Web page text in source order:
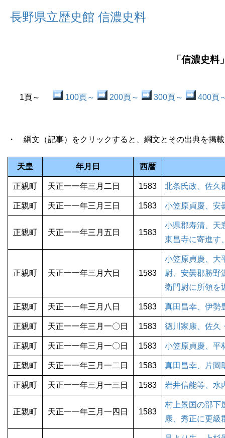
長野県立歴史館 信濃史料
「信濃史
1頁～ 100頁～ 200頁～ 300頁～ 400頁
・ 綱文（記事）をクリックすると、綱文とその出典を掲
天皇 年月日 西暦
正親町 天正一一年三月二日 1583 北条氏政、佐久
正親町 天正一一年三月三日 1583 小笠原貞慶、安
正親町 天正一一年三月五日 1583
小県郡寿清、天
東昌寺に寄進す
正親町 天正一一年三月六日 1583
小笠原貞慶、大
尉、安曇郡勝野
衛門尉に所領を
正親町 天正一一年三月八日 1583 真田昌幸、伊勢
正親町 天正一一年三月一〇日 1583 徳川家康、佐久
正親町 天正一一年三月一〇日 1583 小笠原貞慶、平
正親町 天正一一年三月一二日 1583 真田昌幸、片岡
正親町 天正一一年三月一三日 1583 岩井信能等、水
正親町 天正一一年三月一四日 1583
村上景国の部下
康、秀正に更級